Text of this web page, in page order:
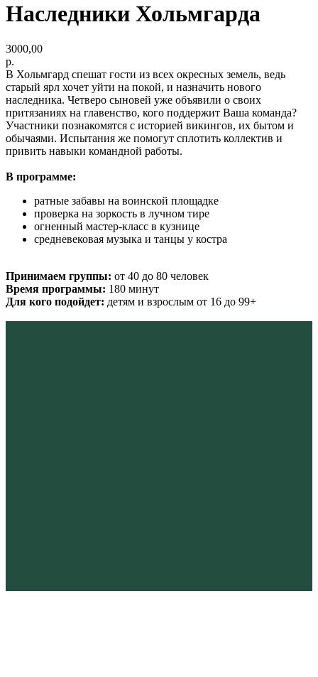
Наследники Хольмгарда
3000,00
р.
В Хольмгард спешат гости из всех окресных земель, ведь
старый ярл хочет уйти на покой, и назначить нового
наследника. Четверо сыновей уже объявили о своих
притязаниях на главенство, кого поддержит Ваша команда?
Участники познакомятся с историей викингов, их бытом и
обычаями. Испытания же помогут сплотить коллектив и
привить навыки командной работы.
В программе:
ратные забавы на воинской площадке
проверка на зоркость в лучном тире
огненный мастер-класс в кузнице
средневековая музыка и танцы у костра
Принимаем группы: от 40 до 80 человек
Время программы: 180 минут
Для кого подойдет: детям и взрослым от 16 до 99+